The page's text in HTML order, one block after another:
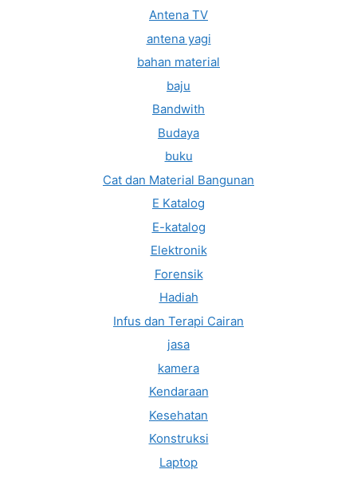
Antena TV
antena yagi
bahan material
baju
Bandwith
Budaya
buku
Cat dan Material Bangunan
E Katalog
E-katalog
Elektronik
Forensik
Hadiah
Infus dan Terapi Cairan
jasa
kamera
Kendaraan
Kesehatan
Konstruksi
Laptop